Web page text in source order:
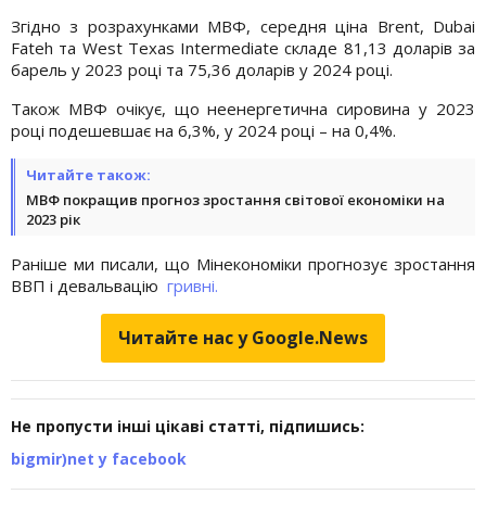
Згідно з розрахунками МВФ, середня ціна Brent, Dubai
Fateh та West Texas Intermediate складе 81,13 доларів за
барель у 2023 році та 75,36 доларів у 2024 році.
Також МВФ очікує, що неенергетична сировина у 2023
році подешевшає на 6,3%, у 2024 році – на 0,4%.
Читайте також:
МВФ покращив прогноз зростання світової економіки на
2023 рік
Раніше ми писали, що Мінекономіки прогнозує зростання
ВВП і девальвацію гривні.
Читайте нас у Google.News
Не пропусти інші цікаві статті, підпишись:
bigmir)net у facebook